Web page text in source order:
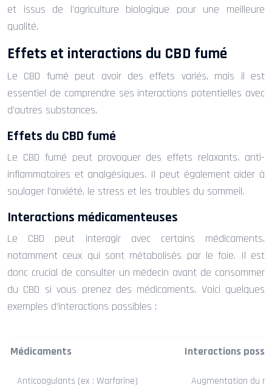
et issus de l’agriculture biologique pour une meilleure
qualité.
Effets et interactions du CBD fumé
Le CBD fumé peut avoir des effets variés, mais il est
essentiel de comprendre ses interactions potentielles avec
d’autres substances.
Effets du CBD fumé
Le CBD fumé peut provoquer des effets relaxants, anti-
inflammatoires et analgésiques. Il peut également aider à
soulager l’anxiété, le stress et les troubles du sommeil.
Interactions médicamenteuses
Le CBD peut interagir avec certains médicaments,
notamment ceux qui sont métabolisés par le foie. Il est
donc crucial de consulter un médecin avant de consommer
du CBD si vous prenez des médicaments. Voici quelques
exemples d’interactions possibles :
Médicaments Interactions
Anticoagulants (ex : Warfarine) Augmentation du